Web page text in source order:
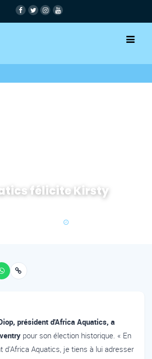
félicite Kirsty
président d'Africa Aquatics, a
pour son élection historique. « En
d'Africa Aquatics, je tiens à lui adresser